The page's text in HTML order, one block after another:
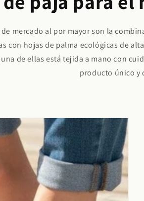
mercado al por mayor son la
con hojas de palma ecológicas de
de ellas está tejida a mano con
producto único y